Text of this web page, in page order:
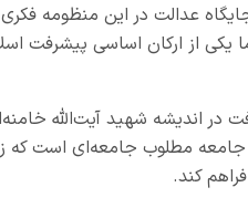
عدالت در این منظومه
یکی از ارکان اساسی پیشرفت
اندیشه شهید آیت‌الله
جامعه مطلوب جامعه‌ای است
کند.